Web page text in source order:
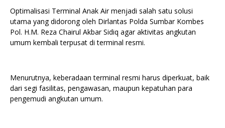
Optimalisasi Terminal Anak Air menjadi salah satu solusi
utama yang didorong oleh Dirlantas Polda Sumbar Kombes
Pol. H.M. Reza Chairul Akbar Sidiq agar aktivitas angkutan
umum kembali terpusat di terminal resmi.
Menurutnya, keberadaan terminal resmi harus diperkuat, baik
dari segi fasilitas, pengawasan, maupun kepatuhan para
pengemudi angkutan umum.